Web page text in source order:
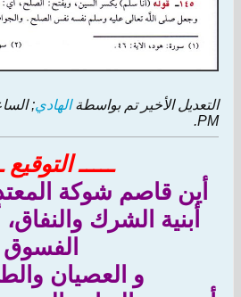
التعديل الأخير تم بواسطةالهادي;
PM
.
ـــــ التوقيع
أين قاصم شوكة
أبنية الشرك
الفسوق
و العصيان